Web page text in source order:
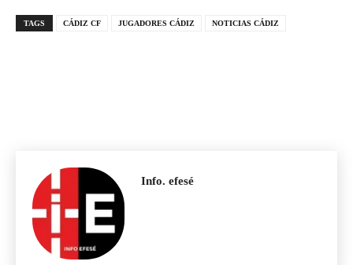
TAGS CÁDIZ CF JUGADORES CÁDIZ NOTICIAS CÁDIZ
Info. efesé